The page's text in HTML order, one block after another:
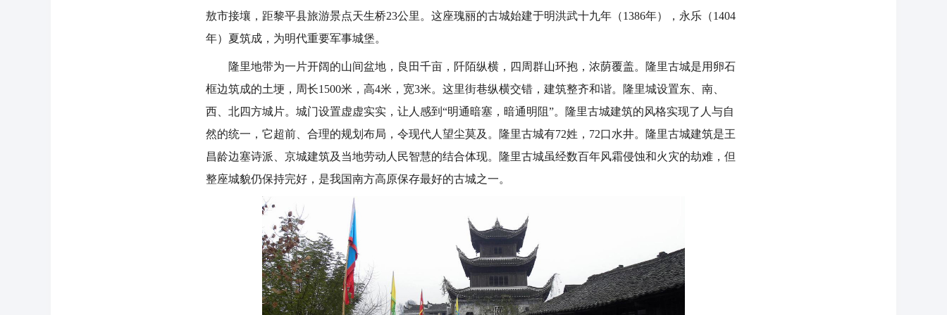
敖市接壤，距黎平县旅游景点天生桥23公里。这座瑰丽的古城始建于明洪武十九年（1386年），永乐（1404
年）夏筑成，为明代重要军事城堡。
隆里地带为一片开阔的山间盆地，良田千亩，阡陌纵横，四周群山环抱，浓荫覆盖。隆里古城是用卵石
框边筑成的土埂，周长1500米，高4米，宽3米。这里街巷纵横交错，建筑整齐和谐。隆里城设置东、南、
西、北四方城片。城门设置虚虚实实，让人感到“明通暗塞，暗通明阻”。隆里古城建筑的风格实现了人与自
然的统一，它超前、合理的规划布局，令现代人望尘莫及。隆里古城有72姓，72口水井。隆里古城建筑是王
昌龄边塞诗派、京城建筑及当地劳动人民智慧的结合体现。隆里古城虽经数百年风霜侵蚀和火灾的劫难，但
整座城貌仍保持完好，是我国南方高原保存最好的古城之一。